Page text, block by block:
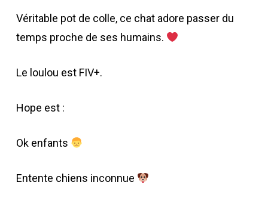
Véritable pot de colle, ce chat adore passer du
temps proche de ses humains.
Le loulou est FIV+.
Hope est :
Ok enfants
Entente chiens inconnue